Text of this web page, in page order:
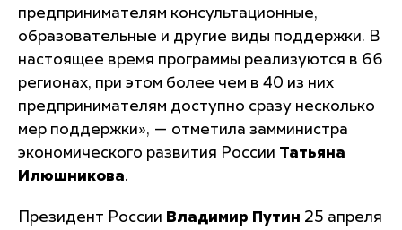
предпринимателям консультационные,
образовательные и другие виды поддержки. В
настоящее время программы реализуются в 66
регионах, при этом более чем в 40 из них
предпринимателям доступно сразу несколько
мер поддержки», — отметила замминистра
экономического развития России Татьяна
Илюшникова.
Президент России Владимир Путин 25 апреля